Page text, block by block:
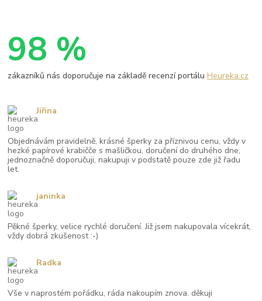
98 %
zákazníků nás doporučuje na základě recenzí portáluHeureka.cz
Objednávám pravidelně, krásné šperky za příznivou cenu, vždy v
hezké papírové krabičče s mašličkou, doručení do druhého dne,
jednoznačně doporučuji, nakupuji v podstatě pouze zde již řadu
let.
Jiřina
Pěkné šperky, velice rychlé doručení. Již jsem nakupovala vícekrát,
vždy dobrá zkušenost :-)
janinka
Vše v naprostém pořádku, ráda nakoupím znova. děkuji
Radka